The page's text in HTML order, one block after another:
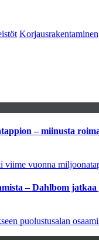
Korjausrakentaminen
– miinusta
vuonna
– Dahlbom
puolustusalan